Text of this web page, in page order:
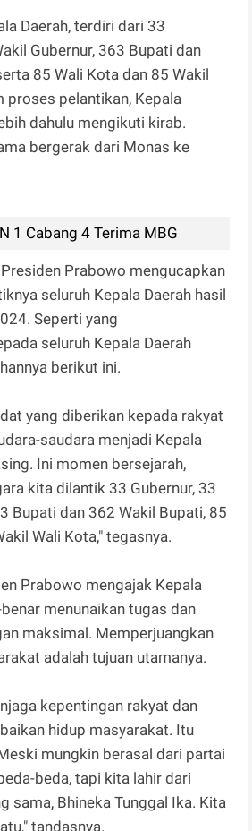
Daerah, terdiri dari 33
Gubernur, 363 Bupati dan
85 Wali Kota dan 85 Wakil
proses pelantikan, Kepala
dahulu mengikuti kirab.
bergerak dari Monas ke
1 Cabang 4 Terima MBG
Prabowo mengucapkan
seluruh Kepala Daerah hasil
Seperti yang
seluruh Kepala Daerah
berikut ini.
yang diberikan kepada rakyat
saudara menjadi Kepala
Ini momen bersejarah,
kita dilantik 33 Gubernur, 33
Bupati dan 362 Wakil Bupati, 85
Wali Kota," tegasnya.
Prabowo mengajak Kepala
menunaikan tugas dan
maksimal. Memperjuangkan
adalah tujuan utamanya.
kepentingan rakyat dan
hidup masyarakat. Itu
mungkin berasal dari partai
beda, tapi kita lahir dari
sama, Bhineka Tunggal Ika. Kita
tandasnya.